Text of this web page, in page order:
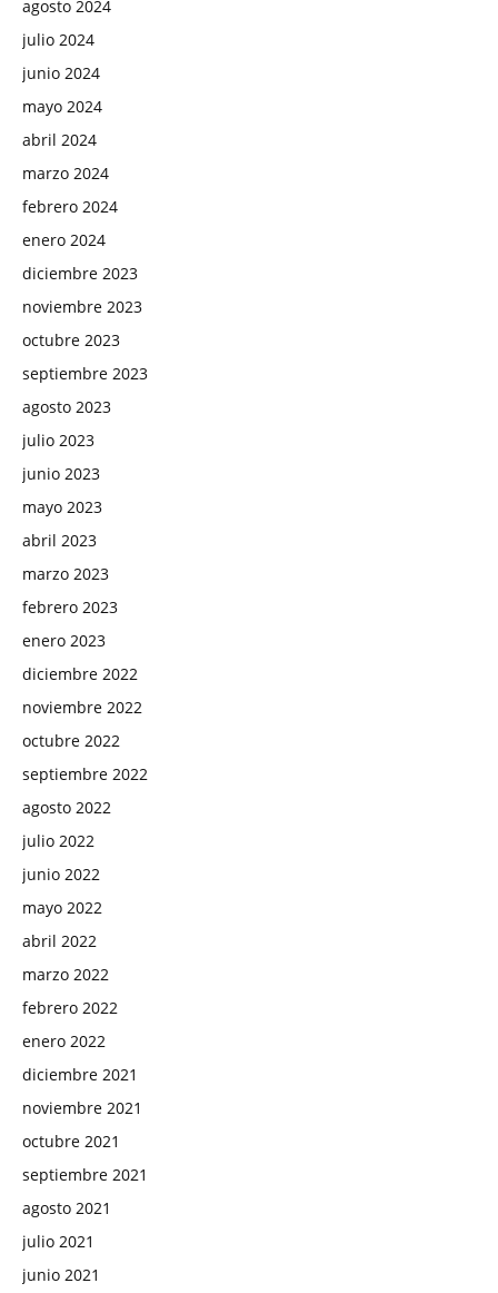
agosto 2024
julio 2024
junio 2024
mayo 2024
abril 2024
marzo 2024
febrero 2024
enero 2024
diciembre 2023
noviembre 2023
octubre 2023
septiembre 2023
agosto 2023
julio 2023
junio 2023
mayo 2023
abril 2023
marzo 2023
febrero 2023
enero 2023
diciembre 2022
noviembre 2022
octubre 2022
septiembre 2022
agosto 2022
julio 2022
junio 2022
mayo 2022
abril 2022
marzo 2022
febrero 2022
enero 2022
diciembre 2021
noviembre 2021
octubre 2021
septiembre 2021
agosto 2021
julio 2021
junio 2021